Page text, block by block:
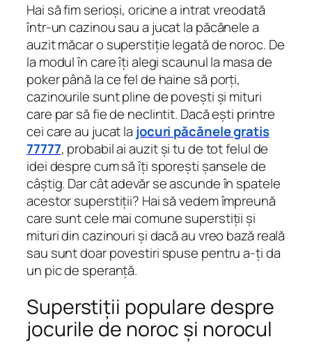
Hai să fim serioși, oricine a intrat vreodată
într-un cazinou sau a jucat la păcănele a
auzit măcar o superstiție legată de noroc. De
la modul în care îți alegi scaunul la masa de
poker până la ce fel de haine să porți,
cazinourile sunt pline de povești și mituri
care par să fie de neclintit. Dacă ești printre
cei care au jucat la jocuri păcănele gratis
77777, probabil ai auzit și tu de tot felul de
idei despre cum să îți sporești șansele de
câștig. Dar cât adevăr se ascunde în spatele
acestor superstiții? Hai să vedem împreună
care sunt cele mai comune superstiții și
mituri din cazinouri și dacă au vreo bază reală
sau sunt doar povestiri spuse pentru a-ți da
un pic de speranță.
Superstiții populare despre
jocurile de noroc și norocul